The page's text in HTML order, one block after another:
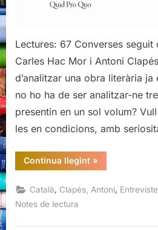
Lectures: 67 Converses seguit
Carles Hac Mor i Antoni
d’analitzar una obra literària
no ho ha de ser analitzar-ne
presentin en un sol volum?
les en condicions, amb
Continua llegint“Converses
seguit
Fer
les
Mor
»
Català, Clapés, Antoni,
Notes de lectura